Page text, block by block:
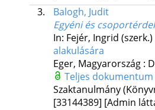
3.
Balogh, Judit
Egyéni és
In: Fejér, Ingrid (szerk.)
alakulására
Eger, Magyarország :
Teljes dokumentum
Szaktanulmány
[33144389] [Admin